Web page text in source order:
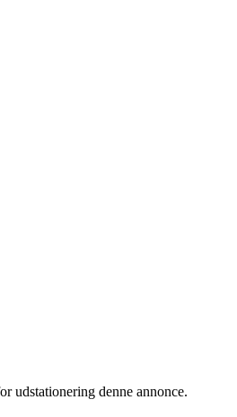
udstationering denne annonce.